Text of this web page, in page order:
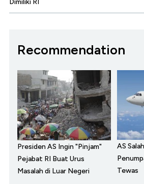
Dimiliki RI
Recommendation
Presiden AS Ingin "Pinjam"
Pejabat RI Buat Urus
Masalah di Luar Negeri
AS
Tewas